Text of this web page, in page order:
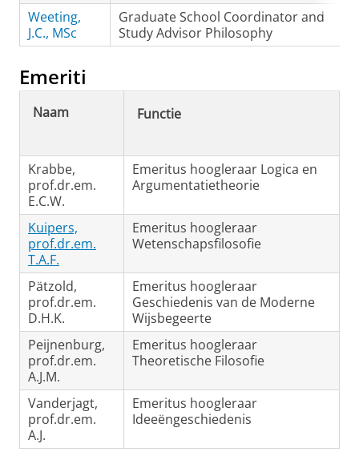
Weeting,
J.C., MSc
Graduate School Coordinator and
Study Advisor Philosophy
Emeriti
Naam Functie
Krabbe,
prof.dr.em.
E.C.W.
Emeritus hoogleraar Logica en
Argumentatietheorie
Kuipers,
prof.dr.em.
T.A.F.
Emeritus hoogleraar
Wetenschapsfilosofie
Pätzold,
prof.dr.em.
D.H.K.
Emeritus hoogleraar
Geschiedenis van de Moderne
Wijsbegeerte
Peijnenburg,
prof.dr.em.
A.J.M.
Emeritus hoogleraar
Theoretische Filosofie
Vanderjagt,
prof.dr.em.
A.J.
Emeritus hoogleraar
Ideeëngeschiedenis